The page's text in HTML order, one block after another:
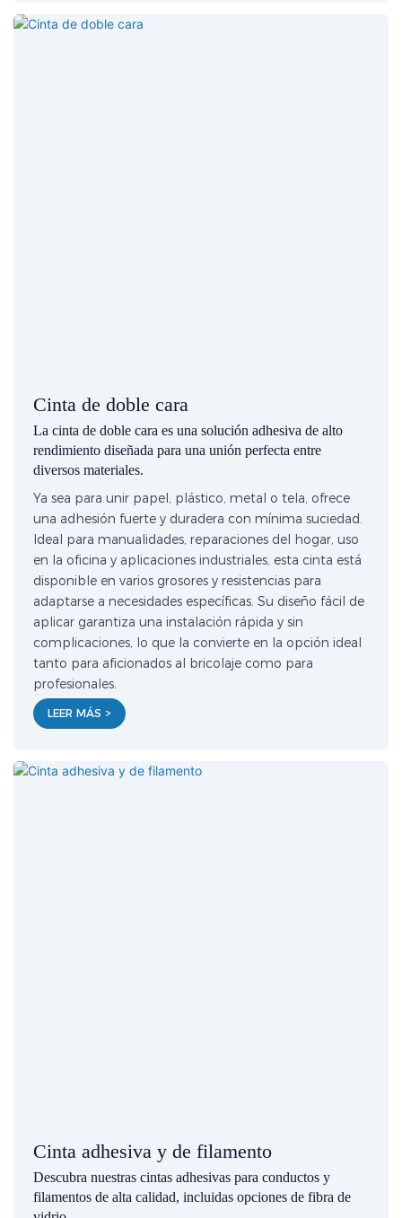
Cinta de doble cara
La cinta de doble cara es una solución adhesiva de alto
rendimiento diseñada para una unión perfecta entre
diversos materiales.
Ya sea para unir papel, plástico, metal o tela, ofrece
una adhesión fuerte y duradera con mínima suciedad.
Ideal para manualidades, reparaciones del hogar, uso
en la oficina y aplicaciones industriales, esta cinta está
disponible en varios grosores y resistencias para
adaptarse a necesidades específicas. Su diseño fácil de
aplicar garantiza una instalación rápida y sin
complicaciones, lo que la convierte en la opción ideal
tanto para aficionados al bricolaje como para
profesionales.
LEER MÁS >
Cinta adhesiva y de filamento
Descubra nuestras cintas adhesivas para conductos y
filamentos de alta calidad, incluidas opciones de fibra de